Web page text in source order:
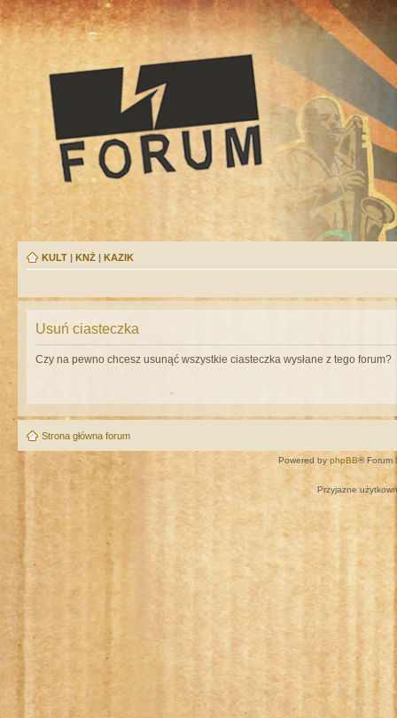
KULT | KNŻ | KAZIK
Usuń ciasteczka
Czy na pewno chcesz usunąć wszystkie ciasteczka wysłane z tego forum?
Strona główna forum
Powered by phpBB® Forum
Przyjazne